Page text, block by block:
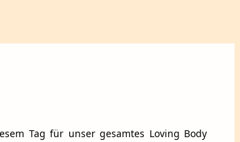
Tag für unser gesamtes Loving Body